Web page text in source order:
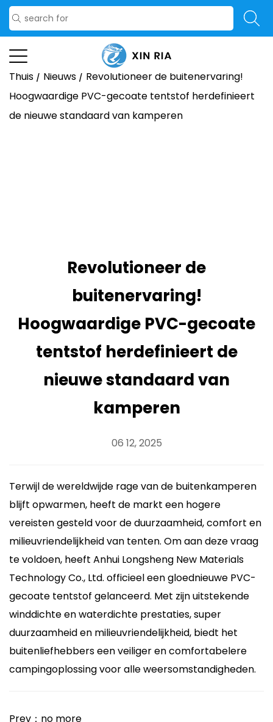
Thuis / Nieuws / Revolutioneer de buitenervaring!
Hoogwaardige PVC-gecoate tentstof herdefinieert
de nieuwe standaard van kamperen
Revolutioneer de
buitenervaring!
Hoogwaardige PVC-gecoate
tentstof herdefinieert de
nieuwe standaard van
kamperen
06 12, 2025
Terwijl de wereldwijde rage van de buitenkamperen
blijft opwarmen, heeft de markt een hogere
vereisten gesteld voor de duurzaamheid, comfort en
milieuvriendelijkheid van tenten. Om aan deze vraag
te voldoen, heeft Anhui Longsheng New Materials
Technology Co., Ltd. officieel een gloednieuwe PVC-
gecoate tentstof gelanceerd. Met zijn uitstekende
winddichte en waterdichte prestaties, super
duurzaamheid en milieuvriendelijkheid, biedt het
buitenliefhebbers een veiliger en comfortabelere
campingoplossing voor alle weersomstandigheden.
Prev：no more